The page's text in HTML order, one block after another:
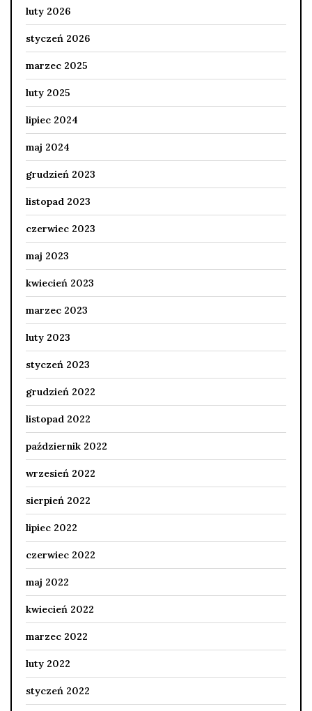
luty 2026
styczeń 2026
marzec 2025
luty 2025
lipiec 2024
maj 2024
grudzień 2023
listopad 2023
czerwiec 2023
maj 2023
kwiecień 2023
marzec 2023
luty 2023
styczeń 2023
grudzień 2022
listopad 2022
październik 2022
wrzesień 2022
sierpień 2022
lipiec 2022
czerwiec 2022
maj 2022
kwiecień 2022
marzec 2022
luty 2022
styczeń 2022